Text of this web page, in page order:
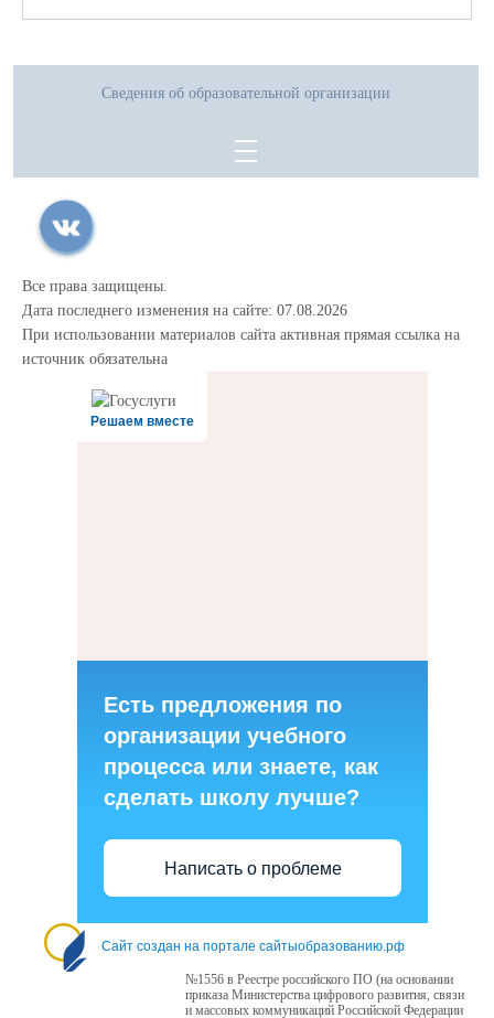
Сведения об образовательной организации
Все права защищены.
Дата последнего изменения на сайте: 07.08.2026
При использовании материалов сайта активная прямая ссылка на
источник обязательна
Решаем вместе
Есть предложения по
организации учебного
процесса или знаете, как
сделать школу лучше?
Написать о проблеме
Сайт создан на портале сайтыобразованию.рф
№1556 в Реестре российского ПО (на основании
приказа Министерства цифрового развития, связи
и массовых коммуникаций Российской Федерации